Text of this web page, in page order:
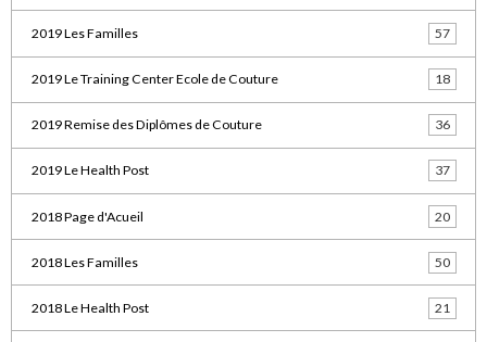
2019 Les Familles 57
2019 Le Training Center Ecole de Couture 18
2019 Remise des Diplômes de Couture 36
2019 Le Health Post 37
2018 Page d'Acueil 20
2018 Les Familles 50
2018 Le Health Post 21